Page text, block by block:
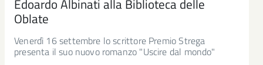
Edoardo Albinati alla Biblioteca delle
Oblate
Venerdì 16 settembre lo scrittore Premio Strega
presenta il suo nuovo romanzo "Uscire dal mondo"